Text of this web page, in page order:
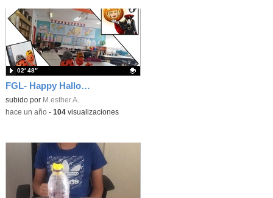
FGL- Happy Halloween 24
Contenido educativo.
subido por M.esther A.
02′ 48″
-hace un año- 104visualizaciones